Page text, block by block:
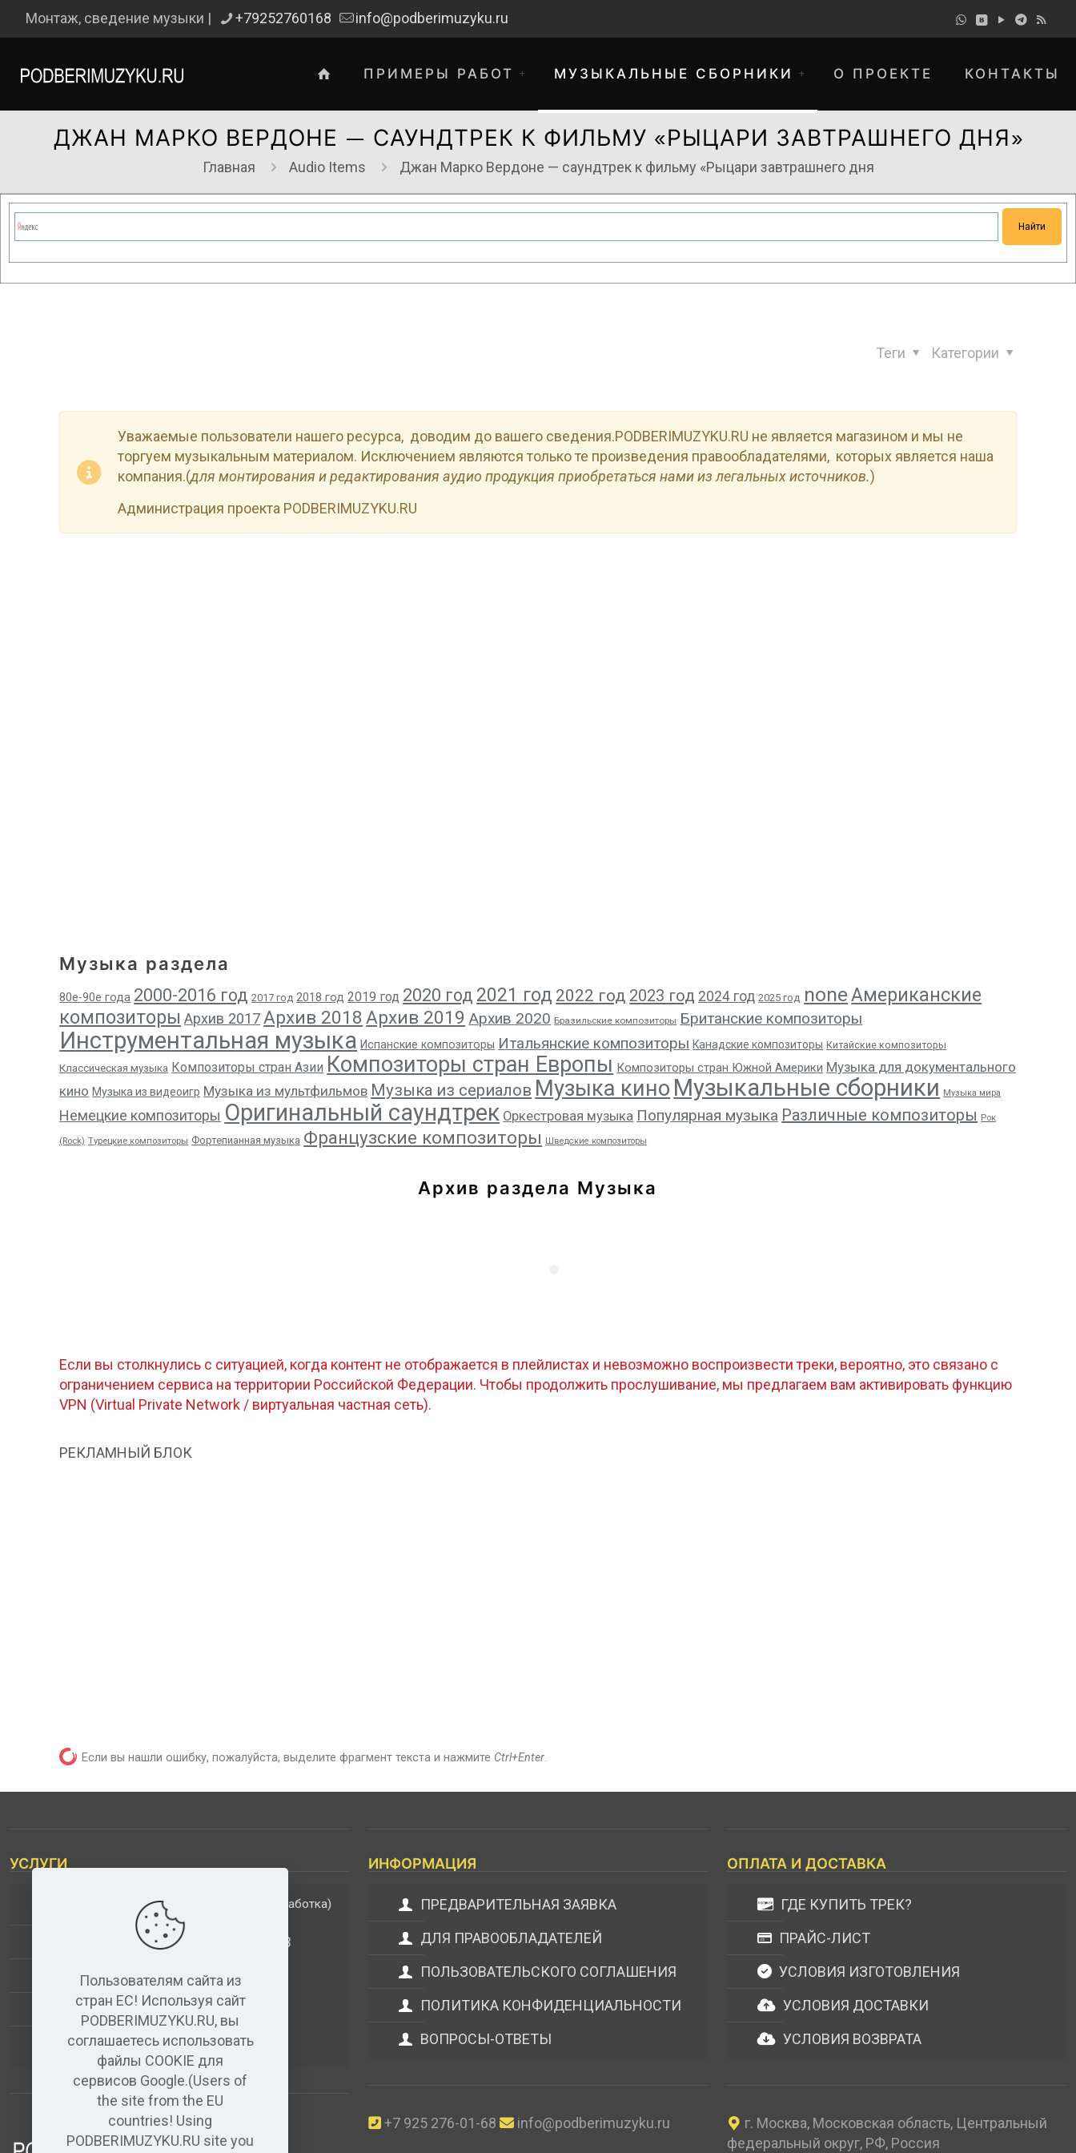
Монтаж, сведение музыки | +79252760168 info@podberimuzyku.ru
ПРИМЕРЫ РАБОТ МУЗЫКАЛЬНЫЕ СБОРНИКИ О ПРОЕКТЕ КОНТАКТЫ
ДЖАН МАРКО ВЕРДОНЕ — САУНДТРЕК К ФИЛЬМУ «РЫЦАРИ ЗАВТРАШНЕГО ДНЯ»
Главная Audio Items Джан Марко Вердоне — саундтрек к фильму «Рыцари завтрашнего дня
Категории
Теги
Уважаемые пользователи нашего ресурса, доводим до вашего сведения.PODBERIMUZYKU.RU не является магазином и мы не
торгуем музыкальным материалом. Исключением являются только те произведения правообладателями, которых является наша
компания.(для монтирования и редактирования аудио продукция приобретаться нами из легальных источников.)
Администрация проекта PODBERIMUZYKU.RU
Музыка раздела
80е-90е года 2000-2016 год 2017 год 2018 год 2019 год 2020 год 2021 год 2022 год 2023 год 2024 год 2025 год noneАмериканские
композиторы Архив 2017Архив 2018 Архив 2019 Архив 2020 Бразильские композиторы Британские композиторы
Инструментальная музыка Испанские композиторы Итальянские композиторы Канадские композиторы Китайские композиторы
Классическая музыка Композиторы стран Азии Композиторы стран Европы Композиторы стран Южной Америки Музыка для документального
кино Музыка из видеоигр Музыка из мультфильмов Музыка из сериалов Музыка кино Музыкальные сборники Музыка мира
Немецкие композиторы Оригинальный саундтрек Оркестровая музыка Популярная музыка Различные композиторы Рок
(Rock) Турецкие композиторы Фортепианная музыка Французские композиторы Шведские композиторы
Архив раздела Музыка
Если вы столкнулись с ситуацией, когда контент не отображается в плейлистах и невозможно воспроизвести треки, вероятно, это связано с
ограничением сервиса на территории Российской Федерации. Чтобы продолжить прослушивание, мы предлагаем вам активировать функцию
VPN (Virtual Private Network / виртуальная частная сеть).
РЕКЛАМНЫЙ БЛОК
Если вы нашли ошибку, пожалуйста, выделите фрагмент текста и нажмите Ctrl+Enter.
УСЛУГИ
ДОПОЛНИТЕЛЬНЫЕ УСЛУГИ (обработка)
АНАЛИЗ МУЗЫКАЛЬНЫХ ТРЕКОВ
ВИДЕО+АУДИО
УСЛУГИ ЗВУКОЗАПИСИ
АУДИО РЕДАКТОР(бесплатный)
ИНФОРМАЦИЯ
ПРЕДВАРИТЕЛЬНАЯ ЗАЯВКА
ДЛЯ ПРАВООБЛАДАТЕЛЕЙ
ПОЛЬЗОВАТЕЛЬСКОГО СОГЛАШЕНИЯ
ПОЛИТИКА КОНФИДЕНЦИАЛЬНОСТИ
ВОПРОСЫ-ОТВЕТЫ
+7 925 276-01-68 info@podberimuzyku.ru
ОПЛАТА И ДОСТАВКА
ГДЕ КУПИТЬ ТРЕК?
ПРАЙС-ЛИСТ
УСЛОВИЯ ИЗГОТОВЛЕНИЯ
УСЛОВИЯ ДОСТАВКИ
УСЛОВИЯ ВОЗВРАТА
г. Москва, Московская область, Центральный
федеральный округ, РФ, Россия
Пользователям сайта из
стран ЕС! Используя сайт
PODBERIMUZYKU.RU, вы
соглашаетесь использовать
файлы COOKIE для
сервисов Google.(Users of
the site from the EU
countries! Using
PODBERIMUZYKU.RU site you